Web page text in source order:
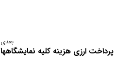
بعدی
پرداخت ارزی هزینه کلیه نمایشگاهها